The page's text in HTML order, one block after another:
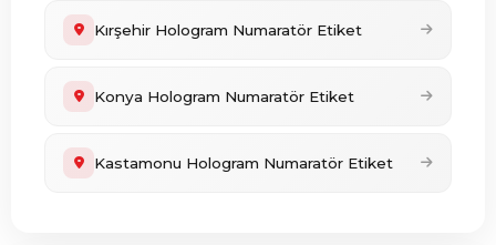
Kırşehir Hologram Numaratör Etiket
Konya Hologram Numaratör Etiket
Kastamonu Hologram Numaratör Etiket